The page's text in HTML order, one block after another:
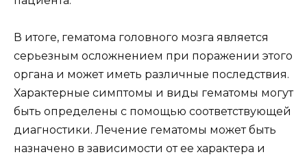
В итоге, гематома головного мозга является
серьезным осложнением при поражении этого
органа и может иметь различные последствия.
Характерные симптомы и виды гематомы могут
быть определены с помощью соответствующей
диагностики. Лечение гематомы может быть
назначено в зависимости от ее характера и